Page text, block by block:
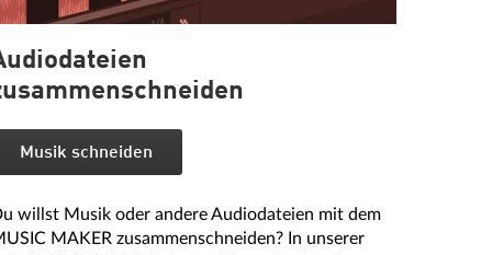
Musik schneiden
willst Musik oder andere Audiodateien mit dem
MAKER zusammenschneiden? In unserer